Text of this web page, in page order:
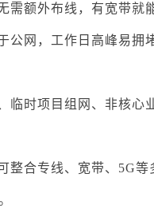
需额外布线，有宽带就
公网，工作日高峰易
临时项目组网、非核心
整合专线、宽带、5G